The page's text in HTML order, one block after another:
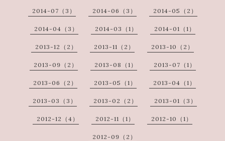
2014-07（3） 2014-06（3） 2014-05（2）
2014-04（3） 2014-03（1） 2014-01（1）
2013-12（2） 2013-11（2） 2013-10（2）
2013-09（2） 2013-08（1） 2013-07（1）
2013-06（2） 2013-05（1） 2013-04（1）
2013-03（3） 2013-02（2） 2013-01（3）
2012-12（4） 2012-11（1） 2012-10（1）
2012-09（2）